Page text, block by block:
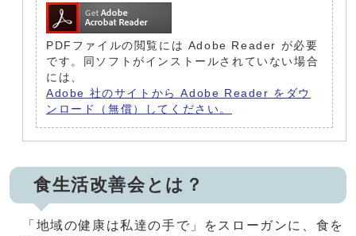
PDFファイルの閲覧には Adobe Reader が必要
です。同ソフトがインストールされていない場合
には、
Adobe 社のサイトから Adobe Reader をダウ
ンロード（無償）してください。
食生活改善会とは？
「地域の健康は私達の手で」をスローガンに、食を